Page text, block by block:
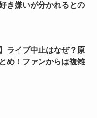
き嫌いが分かれるとの
】ライブ中止はなぜ？原
め！ファンからは複雑